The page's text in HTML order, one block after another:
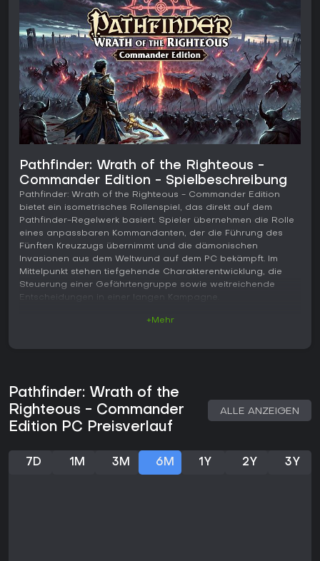
Pathfinder: Wrath of the Righteous -
Commander Edition - Spielbeschreibung
Pathfinder: Wrath of the Righteous - Commander Edition
bietet ein isometrisches Rollenspiel, das direkt auf dem
Pathfinder-Regelwerk basiert. Spieler übernehmen die Rolle
eines anpassbaren Kommandanten, der die Führung des
Fünften Kreuzzugs übernimmt und die dämonischen
Invasionen aus dem Weltwund auf dem PC bekämpft. Im
Mittelpunkt stehen tiefgehende Charakterentwicklung, die
Steuerung einer Gefährtengruppe sowie weitreichende
Entscheidungen in einer langen Kampagne.
Questverläufe beeinflussen. Kämpfe folgen den Pathfinder-
Regeln und erlauben unter anderem berittenen Kampf.
Zwischen Echtzeit mit Pause und Rundenmodus lässt sich
jederzeit wechseln. Zehn verschiedene mythische Pfade
Entwicklung des Charakters und verknüpfen persönliche
+Mehr
Pathfinder: Wrath of the
Righteous - Commander
Edition PC Preisverlauf
ALLE ANZEIGEN
7D 1M 3M 6M 1Y 2Y 3Y